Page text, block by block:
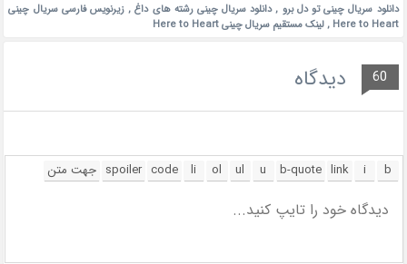
دانلود سریال چینی تو دل برو ,دانلود سریال چینی رشته های داغ, زیرنویس فارسی سریال چینی
Here to Heart
,لینک مستقیم سریال چینی Here to Heart
60 دیدگاه